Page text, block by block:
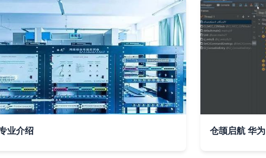
业介绍 仓颉启航 华